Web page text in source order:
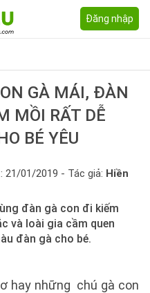
Đăng nhập
GÀ MÁI, ĐÀN
MỒI RẤT DỄ
BÉ YÊU
21/01/2019 - Tác giả: Hiền
đàn gà con đi kiếm
và loài gia cầm quen
đàn gà cho bé.
hay những chú gà con